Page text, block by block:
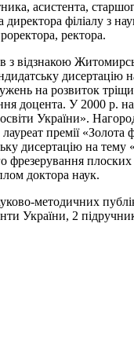
асистента,
філіалу з
ректора.
з відзнакою
дисертацію
на розвиток
доцента. У 2000 р.
України».
премії
дисертацію на тему
фрезерування
доктора наук.
методичних
України, 2